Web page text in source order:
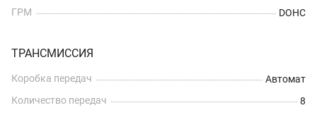
ГРМ
DOHC
ТРАНСМИССИЯ
Коробка передач
Автомат
Количество передач
8